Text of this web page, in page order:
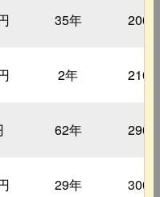
35年 200
2年 210
62年 290
29年 300